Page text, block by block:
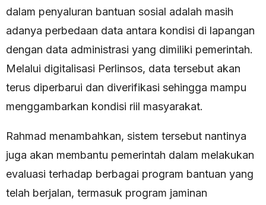
dalam penyaluran bantuan sosial adalah masih
adanya perbedaan data antara kondisi di lapangan
dengan data administrasi yang dimiliki pemerintah.
Melalui digitalisasi Perlinsos, data tersebut akan
terus diperbarui dan diverifikasi sehingga mampu
menggambarkan kondisi riil masyarakat.
Rahmad menambahkan, sistem tersebut nantinya
juga akan membantu pemerintah dalam melakukan
evaluasi terhadap berbagai program bantuan yang
telah berjalan, termasuk program jaminan